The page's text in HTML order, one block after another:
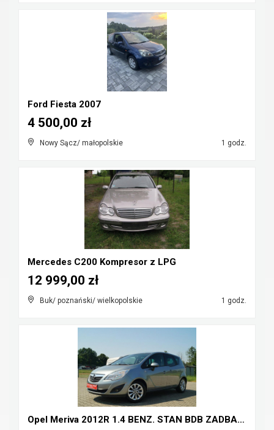
Ford Fiesta 2007
Nowy Sącz/ małopolskie 1 godz.
4 500,00 zł
Mercedes C200 Kompresor z LPG
Buk/ poznański/ wielkopolskie 1 godz.
12 999,00 zł
Opel Meriva 2012R 1.4 BENZ. STAN BDB ZADBANY HAK